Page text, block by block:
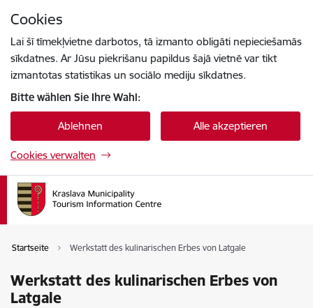
Cookies
Lai šī tīmekļvietne darbotos, tā izmanto obligāti nepieciešamās
sīkdatnes. Ar Jūsu piekrišanu papildus šajā vietnē var tikt
izmantotas statistikas un sociālo mediju sīkdatnes.
Bitte wählen Sie Ihre Wahl:
Ablehnen Alle akzeptieren
Cookies verwalten
Startseite Werkstatt des kulinarischen Erbes von Latgale
Werkstatt des kulinarischen Erbes von
Latgale